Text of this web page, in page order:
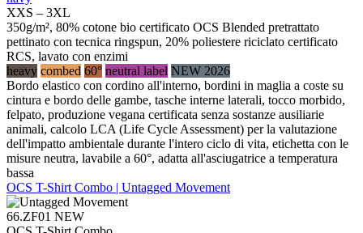
XXS – 3XL
350g/m², 80% cotone bio certificato OCS Blended pretrattato
pettinato con tecnica ringspun, 20% poliestere riciclato certificato
RCS, lavato con enzimi
heavy combed 60° neutral label NEW 2026
Bordo elastico con cordino all'interno, bordini in maglia a coste su
cintura e bordo delle gambe, tasche interne laterali, tocco morbido,
felpato, produzione vegana certificata senza sostanze ausiliarie
animali, calcolo LCA (Life Cycle Assessment) per la valutazione
dell'impatto ambientale durante l'intero ciclo di vita, etichetta con le
misure neutra, lavabile a 60°, adatta all'asciugatrice a temperatura
bassa
OCS T-Shirt Combo | Untagged Movement
66.ZF01 NEW